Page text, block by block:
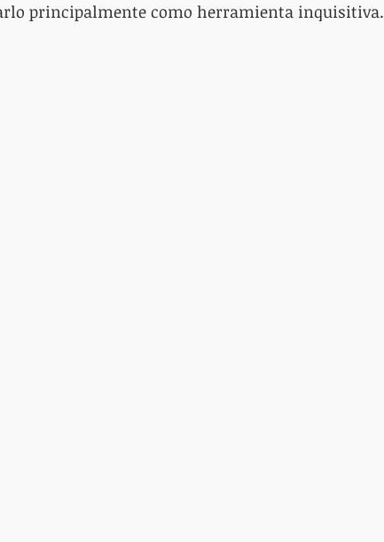
principalmente como herramienta inquisitiva.